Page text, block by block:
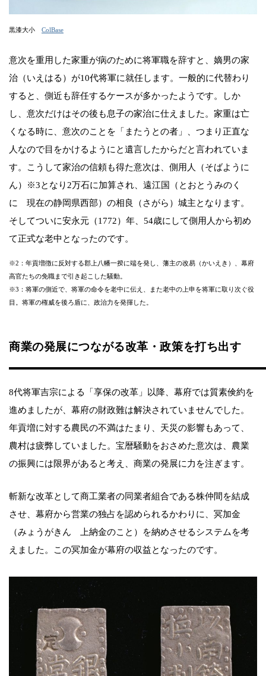
黒漆大小 ColBase
意次を重用した家重が病のために将軍職を辞すと、嫡男の家
治（いえはる）が10代将軍に就任します。一般的に代替わり
すると、側近も辞任するケースが多かったようです。しか
し、意次だけはその後も息子の家治に仕えました。家重は亡
くなる時に、意次のことを「またうとの者」、つまり正直な
人なので目をかけるようにと遺言したからだと言われていま
す。こうして家治の信頼も得た意次は、側用人（そばように
ん）※3となり2万石に加算され、遠江国（とおとうみのく
に 現在の静岡県西部）の相良（さがら）城主となります。
そしてついに安永元（1772）年、54歳にして側用人から初め
て正式な老中となったのです。
※2：年貢増徴に反対する郡上八幡一揆に端を発し、藩主の改易（かいえき）、幕府
高官たちの免職まで引き起こした騒動。
※3：将軍の側近で、将軍の命令を老中に伝え、また老中の上申を将軍に取り次ぐ役
目。将軍の権威を後ろ盾に、政治力を発揮した。
商業の発展につながる改革・政策を打ち出す
8代将軍吉宗による「享保の改革」以降、幕府では質素倹約を
進めましたが、幕府の財政難は解決されていませんでした。
年貢増に対する農民の不満はたまり、天災の影響もあって、
農村は疲弊していました。宝暦騒動をおさめた意次は、農業
の振興には限界があると考え、商業の発展に力を注ぎます。
斬新な改革として商工業者の同業者組合である株仲間を結成
させ、幕府から営業の独占を認められるかわりに、冥加金
（みょうがきん 上納金のこと）を納めさせるシステムを考
えました。この冥加金が幕府の収益となったのです。